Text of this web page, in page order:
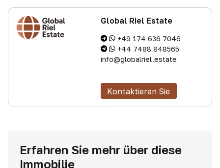
Global Riel Estate
+49 174 636 7046
+44 7488 848565
info@globalriel.estate
Kontaktieren Sie
den Makler
Erfahren Sie mehr über diese
Immobilie